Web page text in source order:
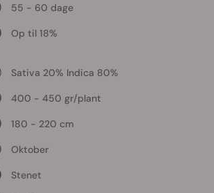
55 - 60 dage
Op til 18%
Sativa 20% Indica 80%
400 - 450 gr/plant
180 - 220 cm
Oktober
Stenet